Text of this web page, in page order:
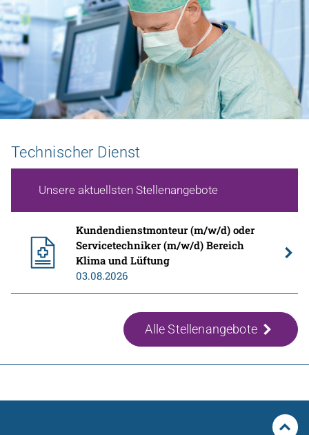
Studium & Co.
Weitere Mitarbeit
Zu den Stellenangeboten
Universitätsklinikum
Technischer Dienst
Unsere aktuellsten Stellenangebote
Kundendienstmonteur (m/w/d) oder
Servicetechniker (m/w/d) Bereich
Klima und Lüftung
03.08.2026
Alle Stellenangebote